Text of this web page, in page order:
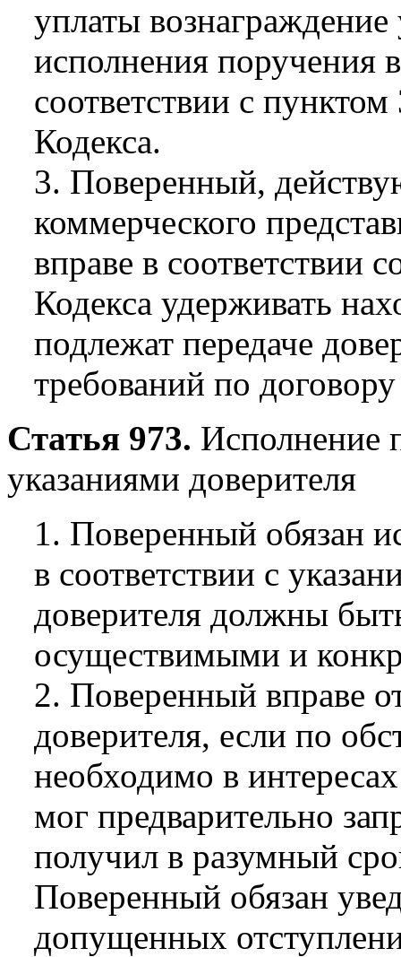
уплаты вознаграждение
исполнения поручения
соответствии с
Кодекса.
3. Поверенный,
коммерческого
вправе в соответствии
Кодекса удерживать
подлежат передаче
требований по
Статья 973. Исполнение
указаниями доверителя
1. Поверенный обязан
в соответствии с
доверителя должны
осуществимыми и
2. Поверенный вправе
доверителя, если по
необходимо в
мог предварительно
получил в разумный
Поверенный обязан
допущенных